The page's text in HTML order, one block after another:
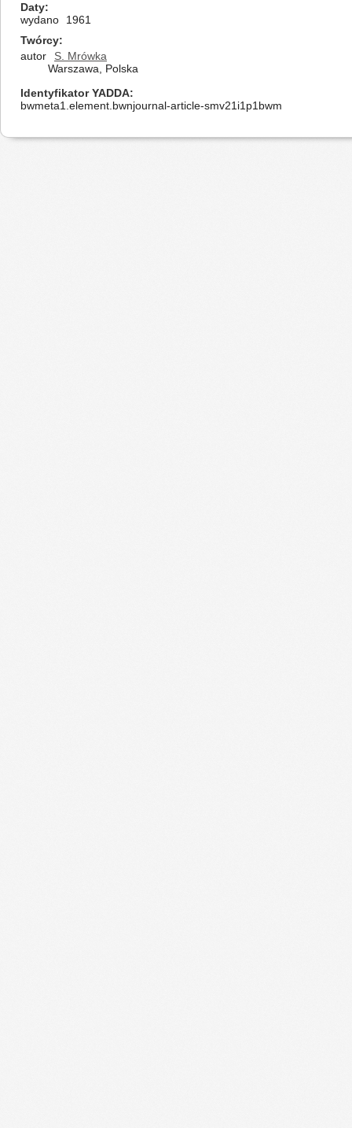
Daty
wydano
1961
Twórcy
autor
S. Mrówka
Warszawa, Polska
Identyfikator YADDA
bwmeta1.element.bwnjournal-article-smv21i1p1bwm